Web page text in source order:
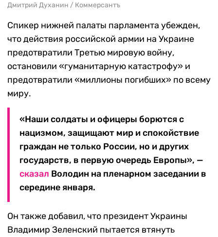
Дмитрий Духанин / Коммерсантъ
Спикер нижней палаты парламента убежден,
что действия российской армии на Украине
предотвратили Третью мировую войну,
остановили «гуманитарную катастрофу» и
предотвратили «миллионы погибших» по всему
миру.
«Наши солдаты и офицеры борются с
нацизмом, защищают мир и спокойствие
граждан не только России, но и других
государств, в первую очередь Европы», —
сказал Володин на пленарном заседании в
середине января.
Он также добавил, что президент Украины
Владимир Зеленский пытается втянуть